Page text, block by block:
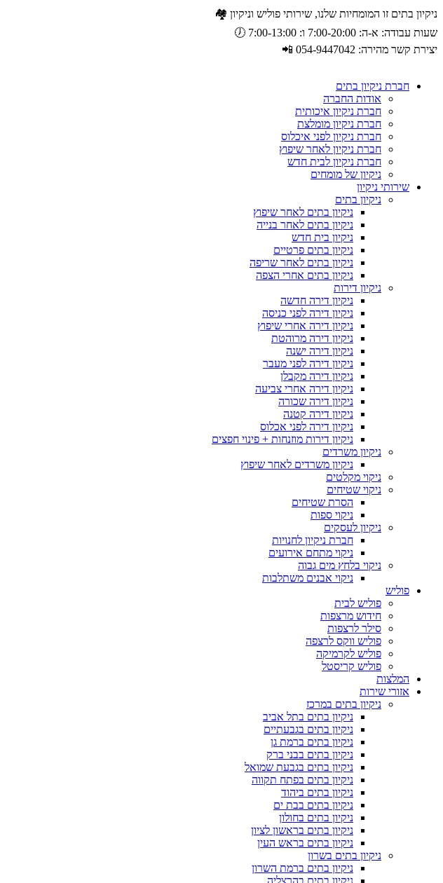
ניקיון בתים זו המומחיות שלנו, שירותי פוליש וניקיון 🏘️
שעות עבודה: א-ה: 7:00-20:00 ו: 7:00-13:00 🕖
יצירת קשר מהירה: 054-9447042 📲
חברת ניקיון בתים
אודות החברה
חברת ניקיון איכותית
חברת ניקיון מומלצת
חברת ניקיון לפני איכלוס
חברת ניקיון לאחר שיפוץ
חברת ניקיון לבית חדש
ניקיון של מומחים
שירותי ניקיון
ניקיון בתים
ניקיון בתים לאחר שיפוץ
ניקיון בתים לאחר בנייה
ניקיון בית חדש
ניקיון בתים פרטיים
ניקיון בתים לאחר שריפה
ניקיון בתים אחרי הצפה
ניקיון דירות
ניקיון דירה חדשה
ניקיון דירה לפני כניסה
ניקיון דירה אחרי שיפוץ
ניקיון דירה מרוהטת
ניקיון דירה ישנה
ניקיון דירה לפני מעבר
ניקיון דירה מקבלן
ניקיון דירה אחרי צביעה
ניקיון דירה שכורה
ניקיון דירה קטנה
ניקיון דירה לפני אכלוס
ניקיון דירות מוזנחות + פינוי חפצים
ניקיון משרדים
ניקיון משרדים לאחר שיפוץ
ניקוי מקלטים
ניקוי שטיחים
הסרת שטיחים
ניקוי ספות
ניקיון לעסקים
חברת ניקיון לחנויות
ניקוי מתחם אירועים
ניקוי בלחץ מים גבוה
ניקוי אבנים משתלבות
פוליש
פוליש לבית
חידוש מרצפות
סילר לרצפות
פוליש ווקס לרצפה
פוליש לקרמיקה
פוליש קריסטל
המלצות
אזורי שירות
ניקיון בתים במרכז
ניקיון בתים בתל אביב
ניקיון בתים בגבעתיים
ניקיון בתים ברמת גן
ניקיון בתים בבני ברק
ניקיון בתים בגבעת שמואל
ניקיון בתים בפתח תקווה
ניקיון בתים ביהוד
ניקיון בתים בבת ים
ניקיון בתים בחולון
ניקיון בתים בראשון לציון
ניקיון בתים בראש העין
ניקיון בתים בשרון
ניקיון בתים ברמת השרון
ניקיון בתים בהרצליה